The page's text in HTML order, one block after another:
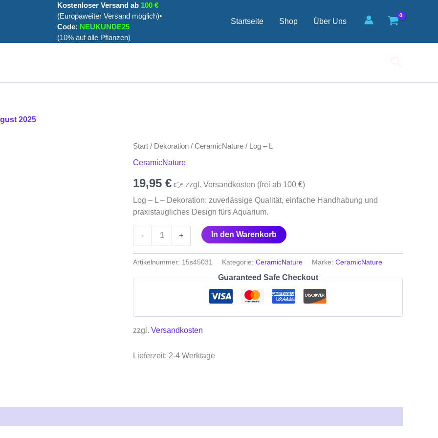
Kostenloser Versand ab 100 €
(Europaweiter Versand möglich)•
Code: NEUKUNDE25
(10% auf alle Pflanzen)
Startseite Shop Über Uns
2025
Start / Dekoration / CeramicNature / Log – L
CeramicNature
19,95 € 👉 zzgl. Versandkosten (frei ab 100 €)
Log – L – Dekoration: zuverlässige Qualität, einfache Handhabung und
praxistaugliches Design fürs Aquarium.
-
Log
L
+ In den Warenkorb
Artikelnummer: 15s45031 Kategorie: CeramicNature Marke: CeramicNature
Guaranteed Safe Checkout
zzgl. Versandkosten
Lieferzeit: 2-4 Werktage